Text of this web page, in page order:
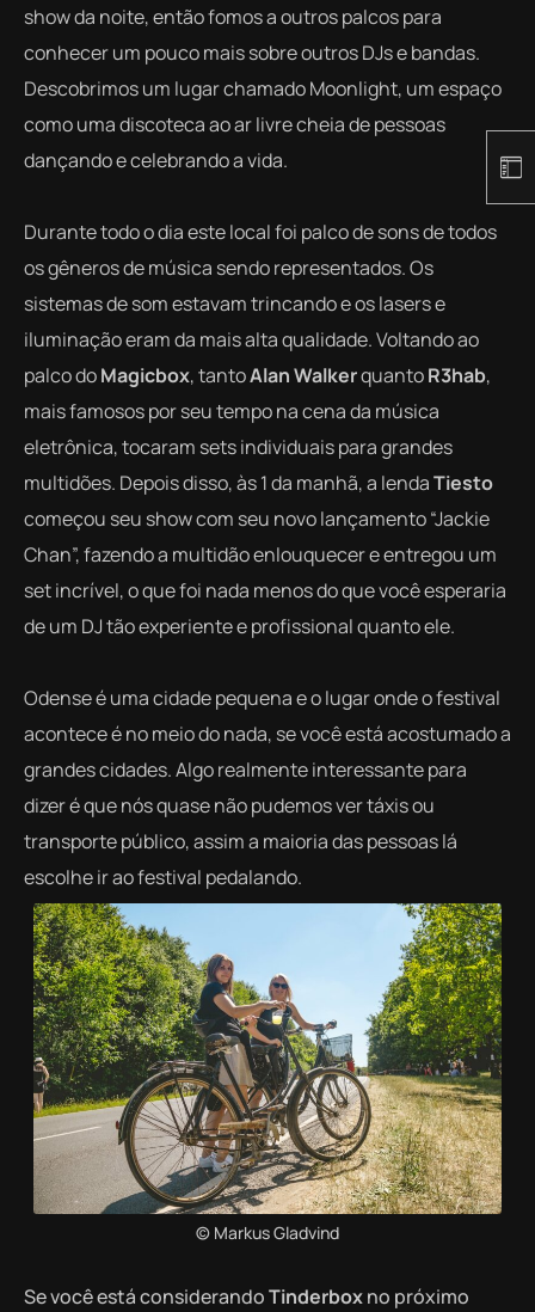
show da noite, então fomos a outros palcos para
conhecer um pouco mais sobre outros DJs e bandas.
Descobrimos um lugar chamado Moonlight, um espaço
como uma discoteca ao ar livre cheia de pessoas
dançando e celebrando a vida.
Durante todo o dia este local foi palco de sons de todos
os gêneros de música sendo representados. Os
sistemas de som estavam trincando e os lasers e
iluminação eram da mais alta qualidade. Voltando ao
palco doMagicbox, tantoAlan WalkerquantoR3hab,
mais famosos por seu tempo na cena da música
eletrônica, tocaram sets individuais para grandes
multidões. Depois disso, às 1 da manhã, a lendaTiesto
começou seu show com seu novo lançamento “Jackie
Chan”, fazendo a multidão enlouquecer e entregou um
set incrível, o que foi nada menos do que você esperaria
de um DJ tão experiente e profissional quanto ele.
Odense é uma cidade pequena e o lugar onde o festival
acontece é no meio do nada, se você está acostumado a
grandes cidades. Algo realmente interessante para
dizer é que nós quase não pudemos ver táxis ou
transporte público, assim a maioria das pessoas lá
escolhe ir ao festival pedalando.
© Markus Gladvind
Se você está considerandoTinderboxno próximo